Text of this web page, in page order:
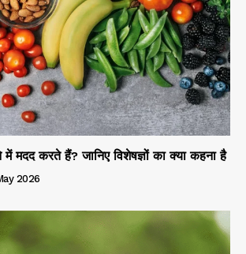
मदद करते हैं? जानिए विशेषज्ञों का क्या कहना है
2026